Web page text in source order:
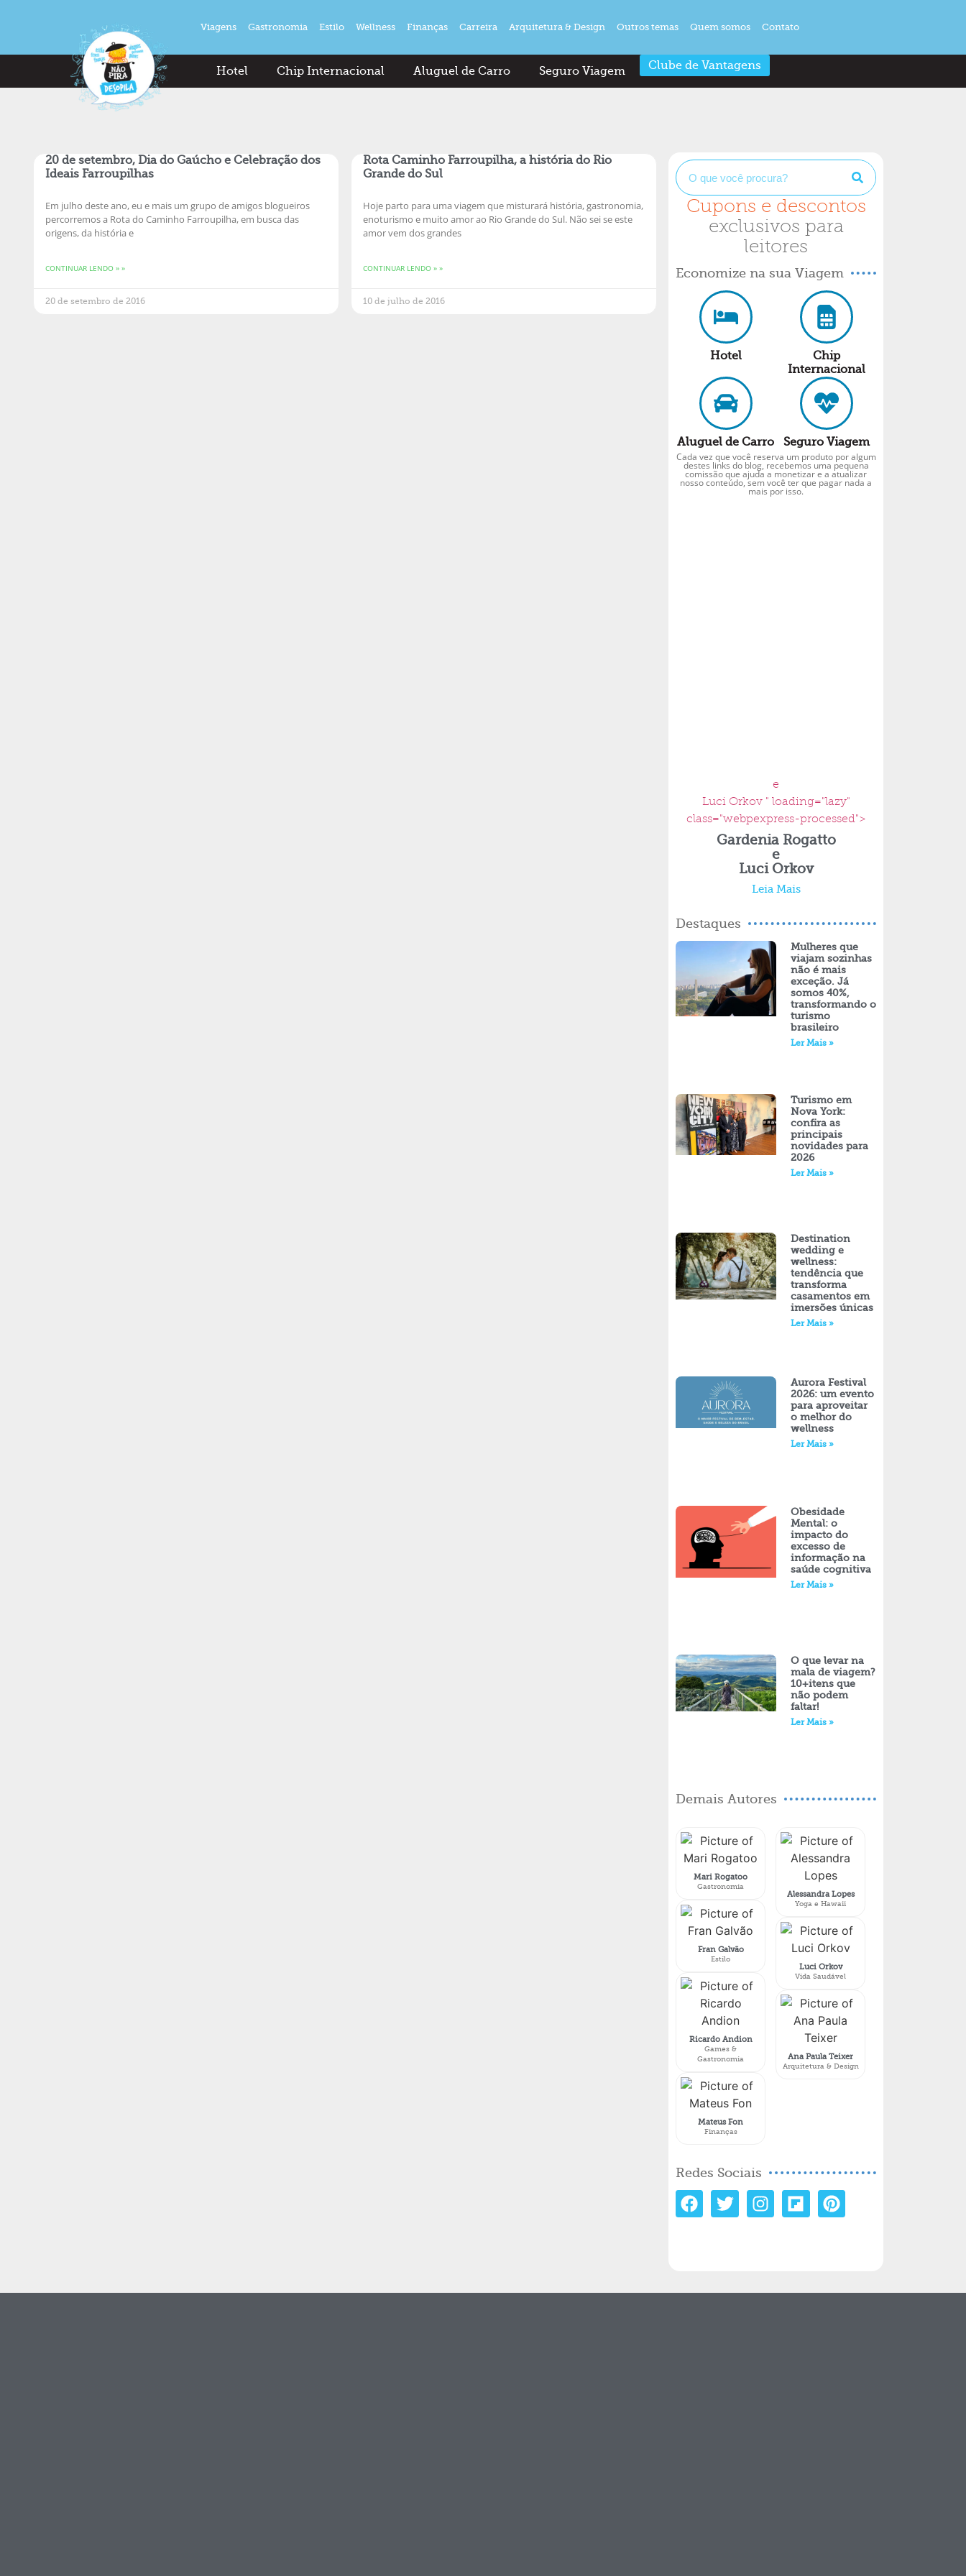
Viagens Gastronomia Estilo Wellness Finanças Carreira Arquitetura & Design Outros temas Quem somos Contato
Hotel Chip Internacional Aluguel de Carro Seguro Viagem Clube de Vantagens
20 de setembro, Dia do Gaúcho e Celebração dos
Ideais Farroupilhas
Em julho deste ano, eu e mais um grupo de amigos blogueiros
percorremos a Rota do Caminho Farroupilha, em busca das
origens, da história e
CONTINUAR LENDO » »
20 de setembro de 2016
Rota Caminho Farroupilha, a história do Rio
Grande do Sul
Hoje parto para uma viagem que misturará história, gastronomia,
enoturismo e muito amor ao Rio Grande do Sul. Não sei se este
amor vem dos grandes
CONTINUAR LENDO » »
10 de julho de 2016
Cupons e descontos
exclusivos para
leitores
Economize na sua Viagem
Hotel
Chip
Internacional
Aluguel de Carro Seguro Viagem
Cada vez que você reserva um produto por algum
destes links do blog, recebemos uma pequena
comissão que ajuda a monetizar e a atualizar
nosso conteúdo, sem você ter que pagar nada a
mais por isso.
e
Luci Orkov " loading="lazy"
class="webpexpress-processed">
Gardenia Rogatto
e
Luci Orkov
Leia Mais
Destaques
Mulheres que
viajam sozinhas
não é mais
exceção. Já
somos 40%,
transformando o
turismo
brasileiro
Ler Mais »
Turismo em
Nova York:
confira as
principais
novidades para
2026
Ler Mais »
Destination
wedding e
wellness:
tendência que
transforma
casamentos em
imersões únicas
Ler Mais »
Aurora Festival
2026: um evento
para aproveitar
o melhor do
wellness
Ler Mais »
Obesidade
Mental: o
impacto do
excesso de
informação na
saúde cognitiva
Ler Mais »
O que levar na
mala de viagem?
10+itens que
não podem
faltar!
Ler Mais »
Demais Autores
Mari Rogatoo
Gastronomia
Fran Galvão
Estilo
Ricardo Andion
Games &
Gastronomia
Mateus Fon
Finanças
Alessandra Lopes
Yoga e Hawaii
Luci Orkov
Vida Saudável
Ana Paula Teixer
Arquitetura & Design
Redes Sociais